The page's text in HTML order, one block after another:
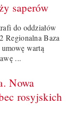
saperów
do oddziałów
Regionalna Baza
umowę wartą
...
Nowa
rosyjskich